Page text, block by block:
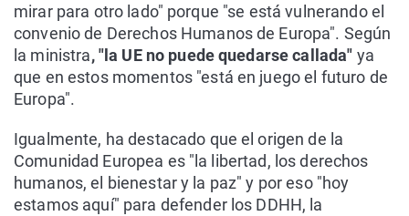
mirar para otro lado" porque "se está vulnerando el
convenio de Derechos Humanos de Europa". Según
la ministra, "la UE no puede quedarse callada" ya
que en estos momentos "está en juego el futuro de
Europa".
Igualmente, ha destacado que el origen de la
Comunidad Europea es "la libertad, los derechos
humanos, el bienestar y la paz" y por eso "hoy
estamos aquí" para defender los DDHH, la